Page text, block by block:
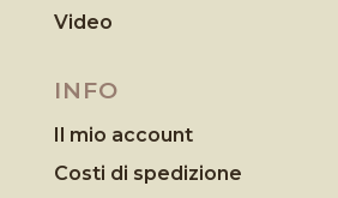
Video
INFO
Il mio account
Costi di spedizione